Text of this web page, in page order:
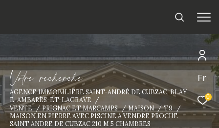
Fr
0
Votre recherche
AGENCE IMMOBILIÈRE SAINT-ANDRÉ DE CUBZAC, BLAY
E, AMBARÈS-ET-LAGRAVE
VENTE
PRIGNAC ET MARCAMPS MAISON
T9
MAISON EN PIERRE AVEC PISCINE A VENDRE PROCHE
SAINT ANDRE DE CUBZAC 210 M 5 CHAMBRES